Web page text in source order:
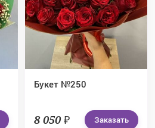
Букет №250
8 050 ₽ Заказать